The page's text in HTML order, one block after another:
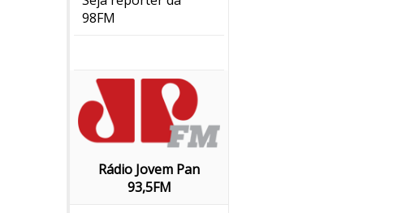
98FM
Rádio Jovem Pan
93,5FM